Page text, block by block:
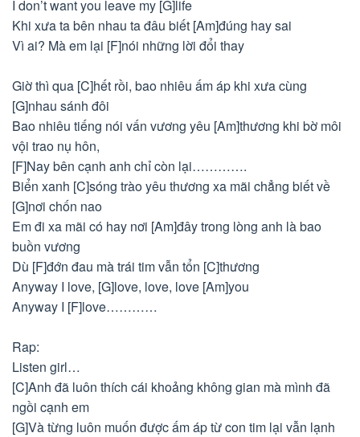
I don’t want you leave my [G]life
Khi xưa ta bên nhau ta đâu biết [Am]đúng hay sai
Vì ai? Mà em lại [F]nói những lời đổi thay
Giờ thì qua [C]hết rồi, bao nhiêu ấm áp khi xưa cùng
[G]nhau sánh đôi
Bao nhiêu tiếng nói vấn vương yêu [Am]thương khi bờ môi
vội trao nụ hôn,
[F]Nay bên cạnh anh chỉ còn lại………….
Biển xanh [C]sóng trào yêu thương xa mãi chẳng biết về
[G]nơi chốn nao
Em đi xa mãi có hay nơi [Am]đây trong lòng anh là bao
buồn vương
Dù [F]đớn đau mà trái tim vẫn tổn [C]thương
Anyway I love, [G]love, love, love [Am]you
Anyway I [F]love…………
Rap:
Listen girl…
[C]Anh đã luôn thích cái khoảng không gian mà mình đã
ngồi cạnh em
[G]Và từng luôn muốn được ấm áp từ con tim lại vẫn lạnh